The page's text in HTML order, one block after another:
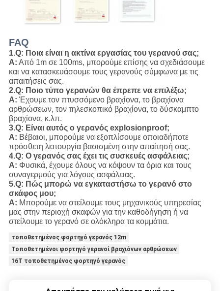
FAQ
1.Q: Ποια είναι η ακτίνα εργασίας του γερανού σας;
Α: Από 1m σε 100ms, μπορούμε επίσης να σχεδιάσουμε
και να κατασκευάσουμε τους γερανούς σύμφωνα με τις
απαιτήσεις σας.
2.Q: Ποιο τύπο γερανών θα έπρεπε να επιλέξω;
Α: Έχουμε τον πτυσσόμενο βραχίονα, το βραχίονα
αρθρώσεων, τον τηλεσκοπικό βραχίονα, το δύσκαμπτο
βραχίονα, κ.λπ.
3.Q: Είναι αυτός ο γερανός explosionproof;
Α: Βέβαιοι, μπορούμε να εξοπλίσουμε οποιαδήποτε
πρόσθετη λειτουργία βασισμένη στην απαίτησή σας.
4.Q: Ο γερανός σας έχει τις συσκευές ασφάλειας;
Α: Φυσικά, έχουμε όλους να κόψουν τα όρια και τους
συναγερμούς για λόγους ασφάλειας.
5.Q: Πώς μπορώ να εγκαταστήσω το γερανό στο
σκάφος μου;
Α: Μπορούμε να στείλουμε τους μηχανικούς υπηρεσίας
μας στην περιοχή σκαφών για την καθοδήγηση ή να
στείλουμε το γερανό σε ολόκληρα τα κομμάτια.
τοποθετημένος φορτηγό γερανός 12m
Τοποθετημένοι φορτηγό γερανοί βραχιόνων αρθρώσεων
16T τοποθετημένος φορτηγό γερανός